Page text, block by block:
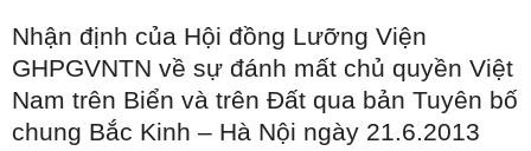
Nhận định của Hội đồng Lưỡng Viện
GHPGVNTN về sự đánh mất chủ quyền Việt
Nam trên Biển và trên Đất qua bản Tuyên bố
chung Bắc Kinh – Hà Nội ngày 21.6.2013